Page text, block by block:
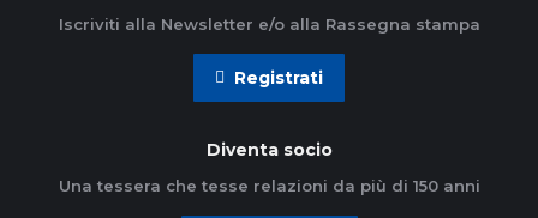
Iscriviti alla Newsletter e/o alla Rassegna stampa
Registrati
Diventa socio
Una tessera che tesse relazioni da più di 150 anni